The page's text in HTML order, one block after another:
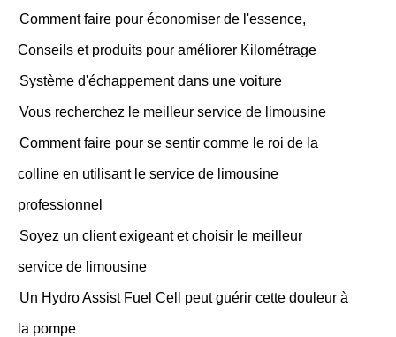
Comment faire pour économiser de l'essence,
Conseils et produits pour améliorer Kilométrage
Système d'échappement dans une voiture
Vous recherchez le meilleur service de limousine
Comment faire pour se sentir comme le roi de la
colline en utilisant le service de limousine
professionnel
Soyez un client exigeant et choisir le meilleur
service de limousine
Un Hydro Assist Fuel Cell peut guérir cette douleur à
la pompe